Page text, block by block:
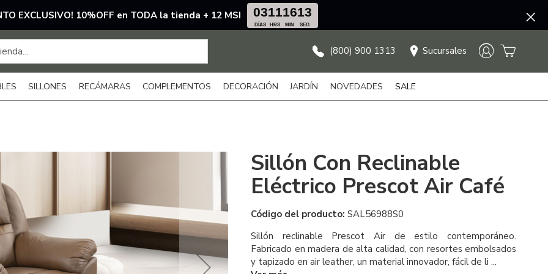
(800) 900 1313 Sucursales
SILLONES RECÁMARAS COMPLEMENTOS DECORACIÓN JARDÍN NOVEDADES SALE
Sillón Con Reclinable
Eléctrico Prescot Air Café
Código del producto: SAL56988S0
Sillón reclinable Prescot Air de estilo contemporáneo.
Fabricado en madera de alta calidad, con resortes embolsados
y tapizado en air leather, un material innovador, fácil de li ...
EXCLUSIVO! 10%OFF en TODA la tienda + 12 MSI 03
DÍAS
11
HRS
16
MIN
13
SEG